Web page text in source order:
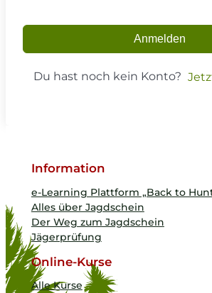
Anmelden
Du hast noch kein Konto?
Information
e-Learning Plattform „Back to
Alles über Jagdschein
Der Weg zum Jagdschein
Jägerprüfung
Online-Kurse
Alle Kurse